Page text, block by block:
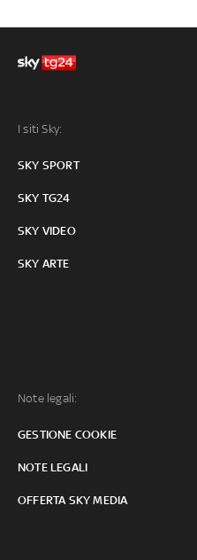
I siti Sky:
SKY SPORT
SKY TG24
SKY VIDEO
SKY ARTE
Note legali:
GESTIONE COOKIE
NOTE LEGALI
OFFERTA SKY MEDIA